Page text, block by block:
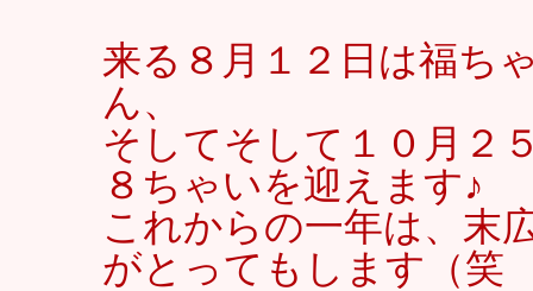
来る８月１２日は福ち
ん、
そしてそして１０月２
８ちゃいを迎えます♪
これからの一年は、末
がとってもします（笑